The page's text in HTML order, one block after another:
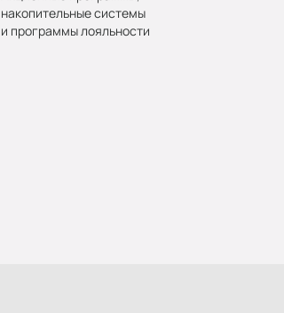
накопительные системы
и программы лояльности